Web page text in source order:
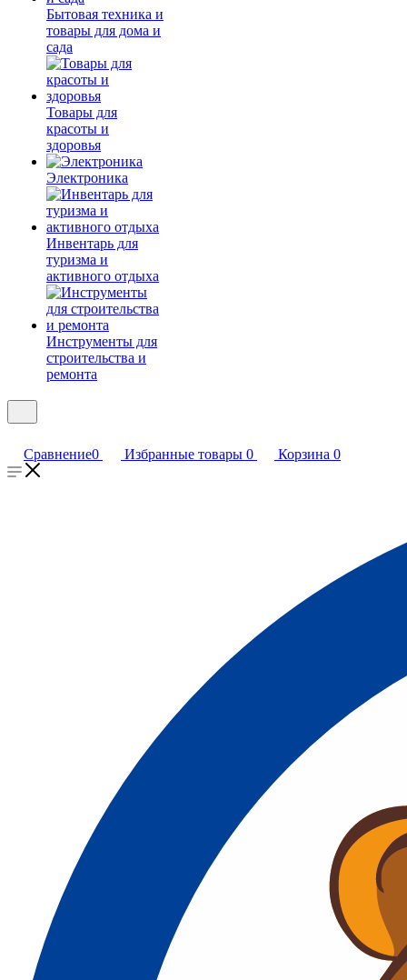
Бытовая техника и
товары для дома и
сада
Товары для
красоты и
здоровья
Электроника
Инвентарь для
туризма и
активного отдыха
Инструменты для
строительства и
ремонта
Сравнение0 Избранные товары 0 Корзина 0